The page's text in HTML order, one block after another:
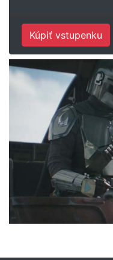
Kúpiť vstupenku